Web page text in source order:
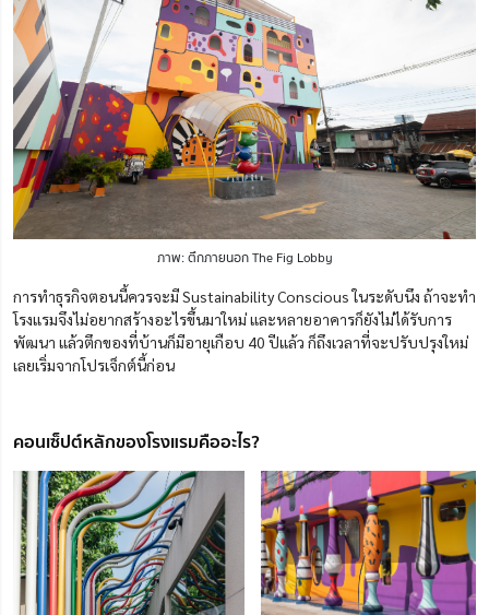
ภาพ: ตึกภายนอก The Fig Lobby
การทำธุรกิจตอนนี้ควรจะมี Sustainability Conscious ในระดับนึง ถ้าจะทำ
โรงแรมจึงไม่อยากสร้างอะไรขึ้นมาใหม่ และหลายอาคารก็ยังไม่ได้รับการ
พัฒนา แล้วตึกของที่บ้านก็มีอายุเกือบ 40 ปีแล้ว ก็ถึงเวลาที่จะปรับปรุงใหม่
เลยเริ่มจากโปรเจ็กต์นี้ก่อน
คอนเซ็ปต์หลักของโรงแรมคืออะไร?